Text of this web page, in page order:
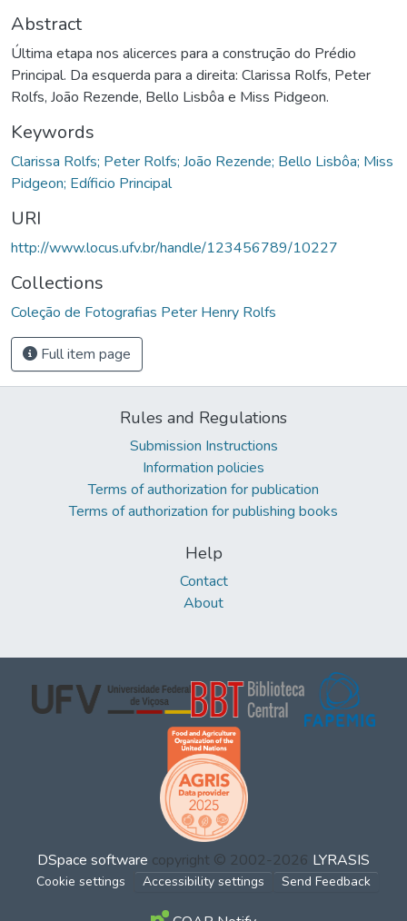
Abstract
Última etapa nos alicerces para a construção do Prédio
Principal. Da esquerda para a direita: Clarissa Rolfs, Peter
Rolfs, João Rezende, Bello Lisbôa e Miss Pidgeon.
Keywords
Clarissa Rolfs; Peter Rolfs; João Rezende; Bello Lisbôa; Miss
Pidgeon; Edíficio Principal
URI
http://www.locus.ufv.br/handle/123456789/10227
Collections
Coleção de Fotografias Peter Henry Rolfs
Full item page
Rules and Regulations
Submission Instructions
Information policies
Terms of authorization for publication
Terms of authorization for publishing books
Help
Contact
About
DSpace software copyright © 2002-2026 LYRASIS
Cookie settings Accessibility settings Send Feedback